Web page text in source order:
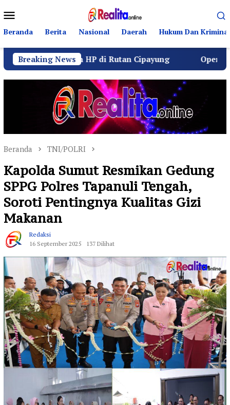
ke
kontenMobile
Beranda Berita Nasional Daerah Hukum Dan Kriminal
Breaking News
HP di Rutan Cipayung Operasi Senyap
Beranda TNI/POLRI
Kapolda Sumut Resmikan Gedung
SPPG Polres Tapanuli Tengah,
Soroti Pentingnya Kualitas Gizi
Makanan
Redaksi
16 September 2025
137 Dilihat